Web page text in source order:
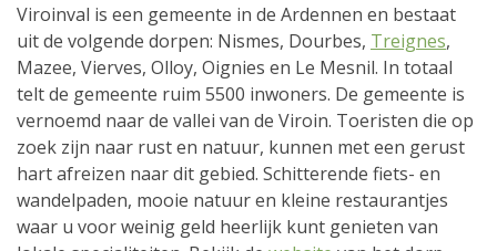
Viroinval is een gemeente in de Ardennen en bestaat
uit de volgende dorpen: Nismes, Dourbes, Treignes,
Mazee, Vierves, Olloy, Oignies en Le Mesnil. In totaal
telt de gemeente ruim 5500 inwoners. De gemeente is
vernoemd naar de vallei van de Viroin. Toeristen die op
zoek zijn naar rust en natuur, kunnen met een gerust
hart afreizen naar dit gebied. Schitterende fiets- en
wandelpaden, mooie natuur en kleine restaurantjes
waar u voor weinig geld heerlijk kunt genieten van